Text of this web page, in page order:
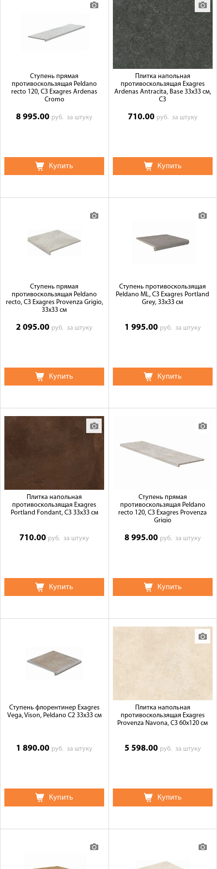
Ступень прямая
противоскользящая Peldano
recto 120, C3 Exagres Ardenas
Cromo
8 995.00 руб.за штуку
Купить
Плитка напольная
противоскользящая Exagres
Ardenas Antracita, Base 33x33 см,
C3
710.00 руб. за штуку
Купить
Ступень прямая
противоскользящая Peldano
recto, C3 Exagres Provenza Grigio,
33x33 см
2 095.00 руб.за штуку
Купить
Ступень противоскользящая
Peldano ML, C3 Exagres Portland
Grey, 33x33 см
1 995.00 руб. за штуку
Купить
Плитка напольная
противоскользящая Exagres
Portland Fondant, C3 33x33 см
710.00 руб.за штуку
Купить
Ступень прямая
противоскользящая Peldano
recto 120, C3 Exagres Provenza
Grigio
8 995.00 руб. за штуку
Купить
Ступень флорентинер Exagres
Vega, Vison, Peldano C2 33x33 см
1 890.00 руб.за штуку
Купить
Плитка напольная
противоскользящая Exagres
Provenza Navona, C3 60x120 см
5 598.00 руб. за штуку
Купить